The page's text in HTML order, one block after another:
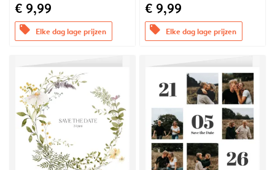
€ 9,99
offers Elke dag lage prijzen
€ 9,99
offers Elke dag lage prijzen